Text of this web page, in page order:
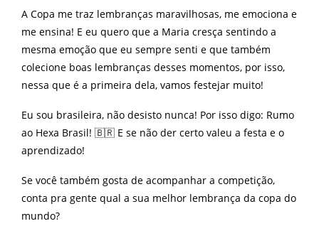
A Copa me traz lembranças maravilhosas, me emociona e
me ensina! E eu quero que a Maria cresça sentindo a
mesma emoção que eu sempre senti e que também
colecione boas lembranças desses momentos, por isso,
nessa que é a primeira dela, vamos festejar muito!
Eu sou brasileira, não desisto nunca! Por isso digo: Rumo
ao Hexa Brasil! 🇧🇷 E se não der certo valeu a festa e o
aprendizado!
Se você também gosta de acompanhar a competição,
conta pra gente qual a sua melhor lembrança da copa do
mundo?